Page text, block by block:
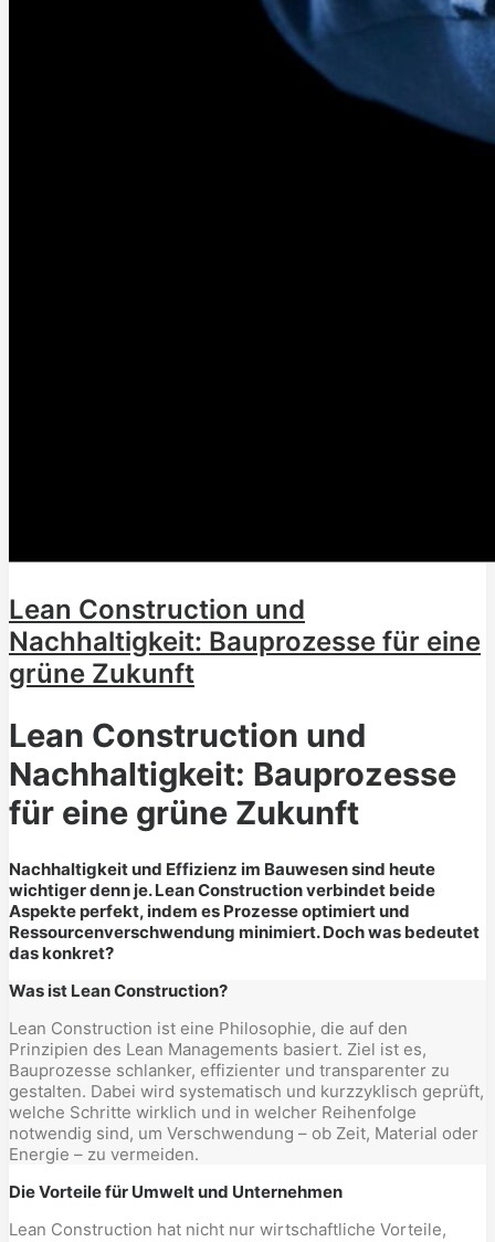
Lean Construction und
Nachhaltigkeit: Bauprozesse für eine
grüne Zukunft
Lean Construction und
Nachhaltigkeit: Bauprozesse
für eine grüne Zukunft
Nachhaltigkeit und Effizienz im Bauwesen sind heute
wichtiger denn je. Lean Construction verbindet beide
Aspekte perfekt, indem es Prozesse optimiert und
Ressourcenverschwendung minimiert. Doch was bedeutet
das konkret?
Was ist Lean Construction?
Lean Construction ist eine Philosophie, die auf den
Prinzipien des Lean Managements basiert. Ziel ist es,
Bauprozesse schlanker, effizienter und transparenter zu
gestalten. Dabei wird systematisch und kurzzyklisch geprüft,
welche Schritte wirklich und in welcher Reihenfolge
notwendig sind, um Verschwendung – ob Zeit, Material oder
Energie – zu vermeiden.
Die Vorteile für Umwelt und Unternehmen
Lean Construction hat nicht nur wirtschaftliche Vorteile,